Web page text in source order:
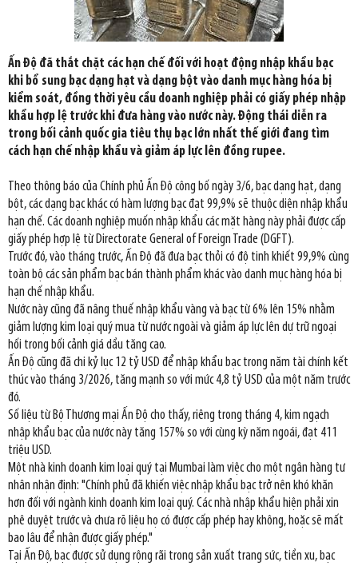
Ấn Độ đã thắt chặt các hạn chế đối với hoạt động nhập khẩu bạc
khi bổ sung bạc dạng hạt và dạng bột vào danh mục hàng hóa bị
kiểm soát, đồng thời yêu cầu doanh nghiệp phải có giấy phép nhập
khẩu hợp lệ trước khi đưa hàng vào nước này. Động thái diễn ra
trong bối cảnh quốc gia tiêu thụ bạc lớn nhất thế giới đang tìm
cách hạn chế nhập khẩu và giảm áp lực lên đồng rupee.
Theo thông báo của Chính phủ Ấn Độ công bố ngày 3/6, bạc dạng hạt, dạng
bột, các dạng bạc khác có hàm lượng bạc đạt 99,9% sẽ thuộc diện nhập khẩu
hạn chế. Các doanh nghiệp muốn nhập khẩu các mặt hàng này phải được cấp
giấy phép hợp lệ từ Directorate General of Foreign Trade (DGFT).
Trước đó, vào tháng trước, Ấn Độ đã đưa bạc thỏi có độ tinh khiết 99,9% cùng
toàn bộ các sản phẩm bạc bán thành phẩm khác vào danh mục hàng hóa bị
hạn chế nhập khẩu.
Nước này cũng đã nâng thuế nhập khẩu vàng và bạc từ 6% lên 15% nhằm
giảm lượng kim loại quý mua từ nước ngoài và giảm áp lực lên dự trữ ngoại
hối trong bối cảnh giá dầu tăng cao.
Ấn Độ cũng đã chi kỷ lục 12 tỷ USD để nhập khẩu bạc trong năm tài chính kết
thúc vào tháng 3/2026, tăng mạnh so với mức 4,8 tỷ USD của một năm trước
đó.
Số liệu từ Bộ Thương mại Ấn Độ cho thấy, riêng trong tháng 4, kim ngạch
nhập khẩu bạc của nước này tăng 157% so với cùng kỳ năm ngoái, đạt 411
triệu USD.
Một nhà kinh doanh kim loại quý tại Mumbai làm việc cho một ngân hàng tư
nhân nhận định: "Chính phủ đã khiến việc nhập khẩu bạc trở nên khó khăn
hơn đối với ngành kinh doanh kim loại quý. Các nhà nhập khẩu hiện phải xin
phê duyệt trước và chưa rõ liệu họ có được cấp phép hay không, hoặc sẽ mất
bao lâu để nhận được giấy phép."
Tại Ấn Độ, bạc được sử dụng rộng rãi trong sản xuất trang sức, tiền xu, bạc